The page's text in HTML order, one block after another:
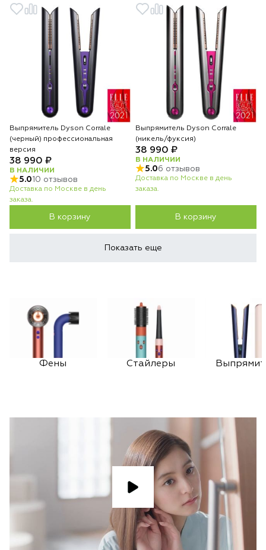
Выпрямитель Dyson Corrale
(черный) профессиональная
версия
38 990 ₽
В НАЛИЧИИ
5.010 отзывов
Доставка по Москве в день
заказа.
В корзину
Выпрямитель Dyson Corrale
(никель/фуксия)
38 990 ₽
В НАЛИЧИИ
5.06 отзывов
Доставка по Москве в день
заказа.
В корзину
Показать еще
Фены Стайлеры